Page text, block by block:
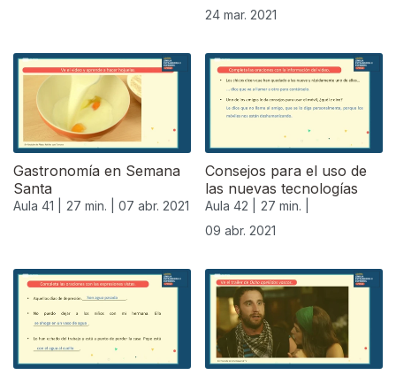
24 mar. 2021
Gastronomía en Semana
Santa
Aula 41 | 27 min. | 07 abr. 2021
Consejos para el uso de
las nuevas tecnologías
Aula 42 |
27 min. |
09 abr. 2021